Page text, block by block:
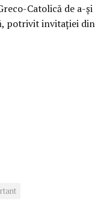
Catolică de a-și
potrivit invitației din